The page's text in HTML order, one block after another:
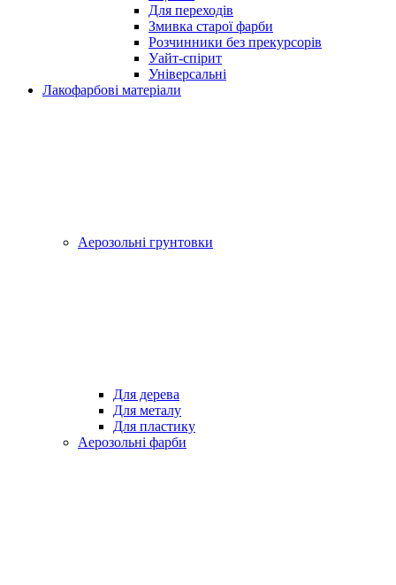
Для переходів
Змивка старої фарби
Розчинники без прекурсорів
Уайт-спірит
Універсальні
Лакофарбові матеріали
Аерозольні грунтовки
Для дерева
Для металу
Для пластику
Аерозольні фарби